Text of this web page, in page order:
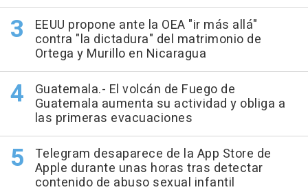
EEUU propone ante la OEA "ir más allá"
contra "la dictadura" del matrimonio de
Ortega y Murillo en Nicaragua
Guatemala.- El volcán de Fuego de
Guatemala aumenta su actividad y obliga a
las primeras evacuaciones
Telegram desaparece de la App Store de
Apple durante unas horas tras detectar
contenido de abuso sexual infantil